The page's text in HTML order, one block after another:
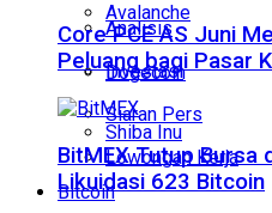
Analisis
Investasi
Siaran Pers
Lowongan Kerja
Avalanche
Dogecoin
Shiba Inu
Bitcoin
Core PCE AS Juni
Peluang bagi Pasar
BitMEX Tutup Bursa
Likuidasi 623 Bitcoin